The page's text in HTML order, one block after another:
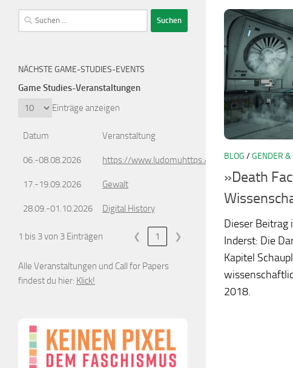
BLOG /GENDER &
»Death
Dieser Beitrag
Inderst: Die
Kapitel
2018.
Suchen
nach:
NÄCHSTE GAME-STUDIES-EVENTS
Game Studies-Veranstaltungen
Einträge anzeigen
Datum Veranstaltung
06.-08.08.2026 https://www.ludomuhttps://
17.-19.09.2026 Gewalt
28.09.-01.10.2026 Digital History
1 bis 3 von 3 Einträgen ❮ 1 ❯
Alle Veranstaltungen und Call for Papers
findest du hier: Klick!